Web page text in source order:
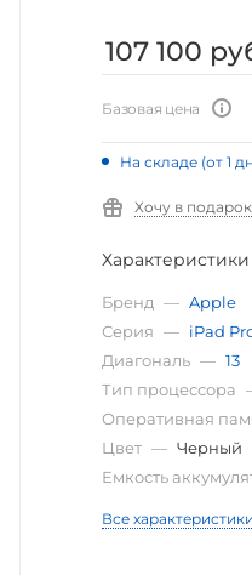
107 100
Базовая цена
На складе (от 1
Хочу в подарок
Характеристики
Бренд — Apple
Серия — iPad
Диагональ — 13
Тип процессора
Оперативная
Цвет — Черный
Емкость
Все характеристики